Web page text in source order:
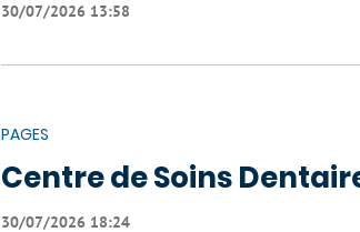
30/07/2026 13:58
PAGES
Centre de Soins
30/07/2026 18:24